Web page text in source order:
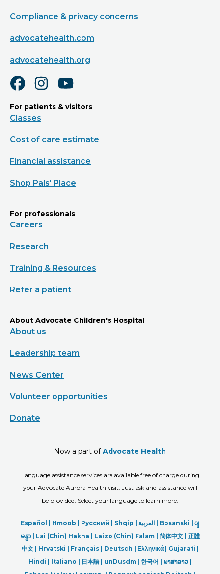
Compliance & privacy concerns
advocatehealth.com
advocatehealth.org
For patients & visitors
Classes
Cost of care estimate
Financial assistance
Shop Pals' Place
For professionals
Careers
Research
Training & Resources
Refer a patient
About Advocate Children's Hospital
About us
Leadership team
News Center
Volunteer opportunities
Donate
Now a part ofAdvocate Health
Language assistance services are available free of charge during
your Advocate Aurora Health visit. Just ask and assistance will
be provided. Select your language to learn more.
Español | Hmoob | Русский | Shqip | العربیة | Bosanski | ျ
မန္မာ| Lai (Chin) Hakha | Laizo (Chin) Falam | 简体中文 | 正體
中文 | Hrvatski | Français | Deutsch | Ελληνικά | Gujarati |
Hindi | Italiano | 日本語| unDusdm | 한국어 | ພາສາລາວ |